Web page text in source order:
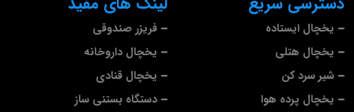
فریزر صندوقی
یخچال داروخانه
یخچال قنادی
دستگاه بستنی ساز
یخچال ایستاده
یخچال هتلی
شیر سرد کن
یخچال پرده هوا